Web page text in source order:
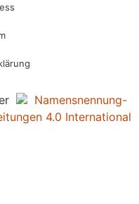
Namensnennung-
4.0 International